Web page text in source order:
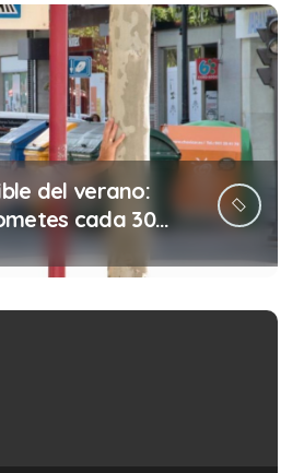
del verano:
cada 30
(y la
puede costar